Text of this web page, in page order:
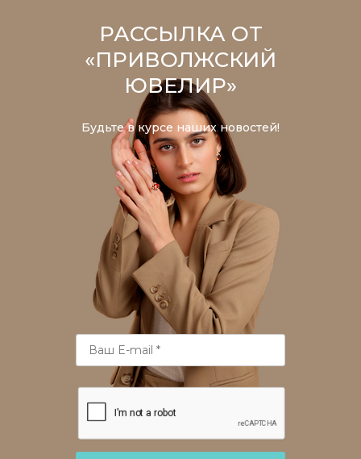
РАССЫЛКА ОТ
«ПРИВОЛЖСКИЙ
ЮВЕЛИР»
Будьте в курсе наших новостей!